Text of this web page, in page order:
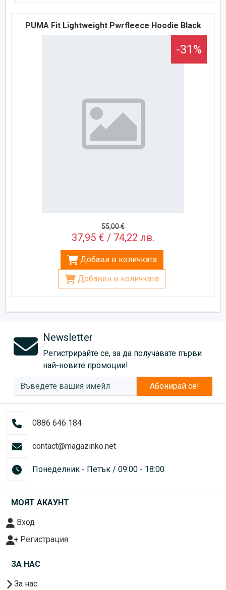
PUMA Fit Lightweight Pwrfleece Hoodie Black
-31%
55,00 €
37,95 € / 74,22 лв.
Добави в количката
Добавен в количката
Newsletter
Регистрирайте се, за да получавате първи
най-новите промоции!
Абонирай се!
0886 646 184
contact@magazinko.net
Понеделник - Петък / 09:00 - 18:00
МОЯТ АКАУНТ
Вход
Регистрация
ЗА НАС
За нас